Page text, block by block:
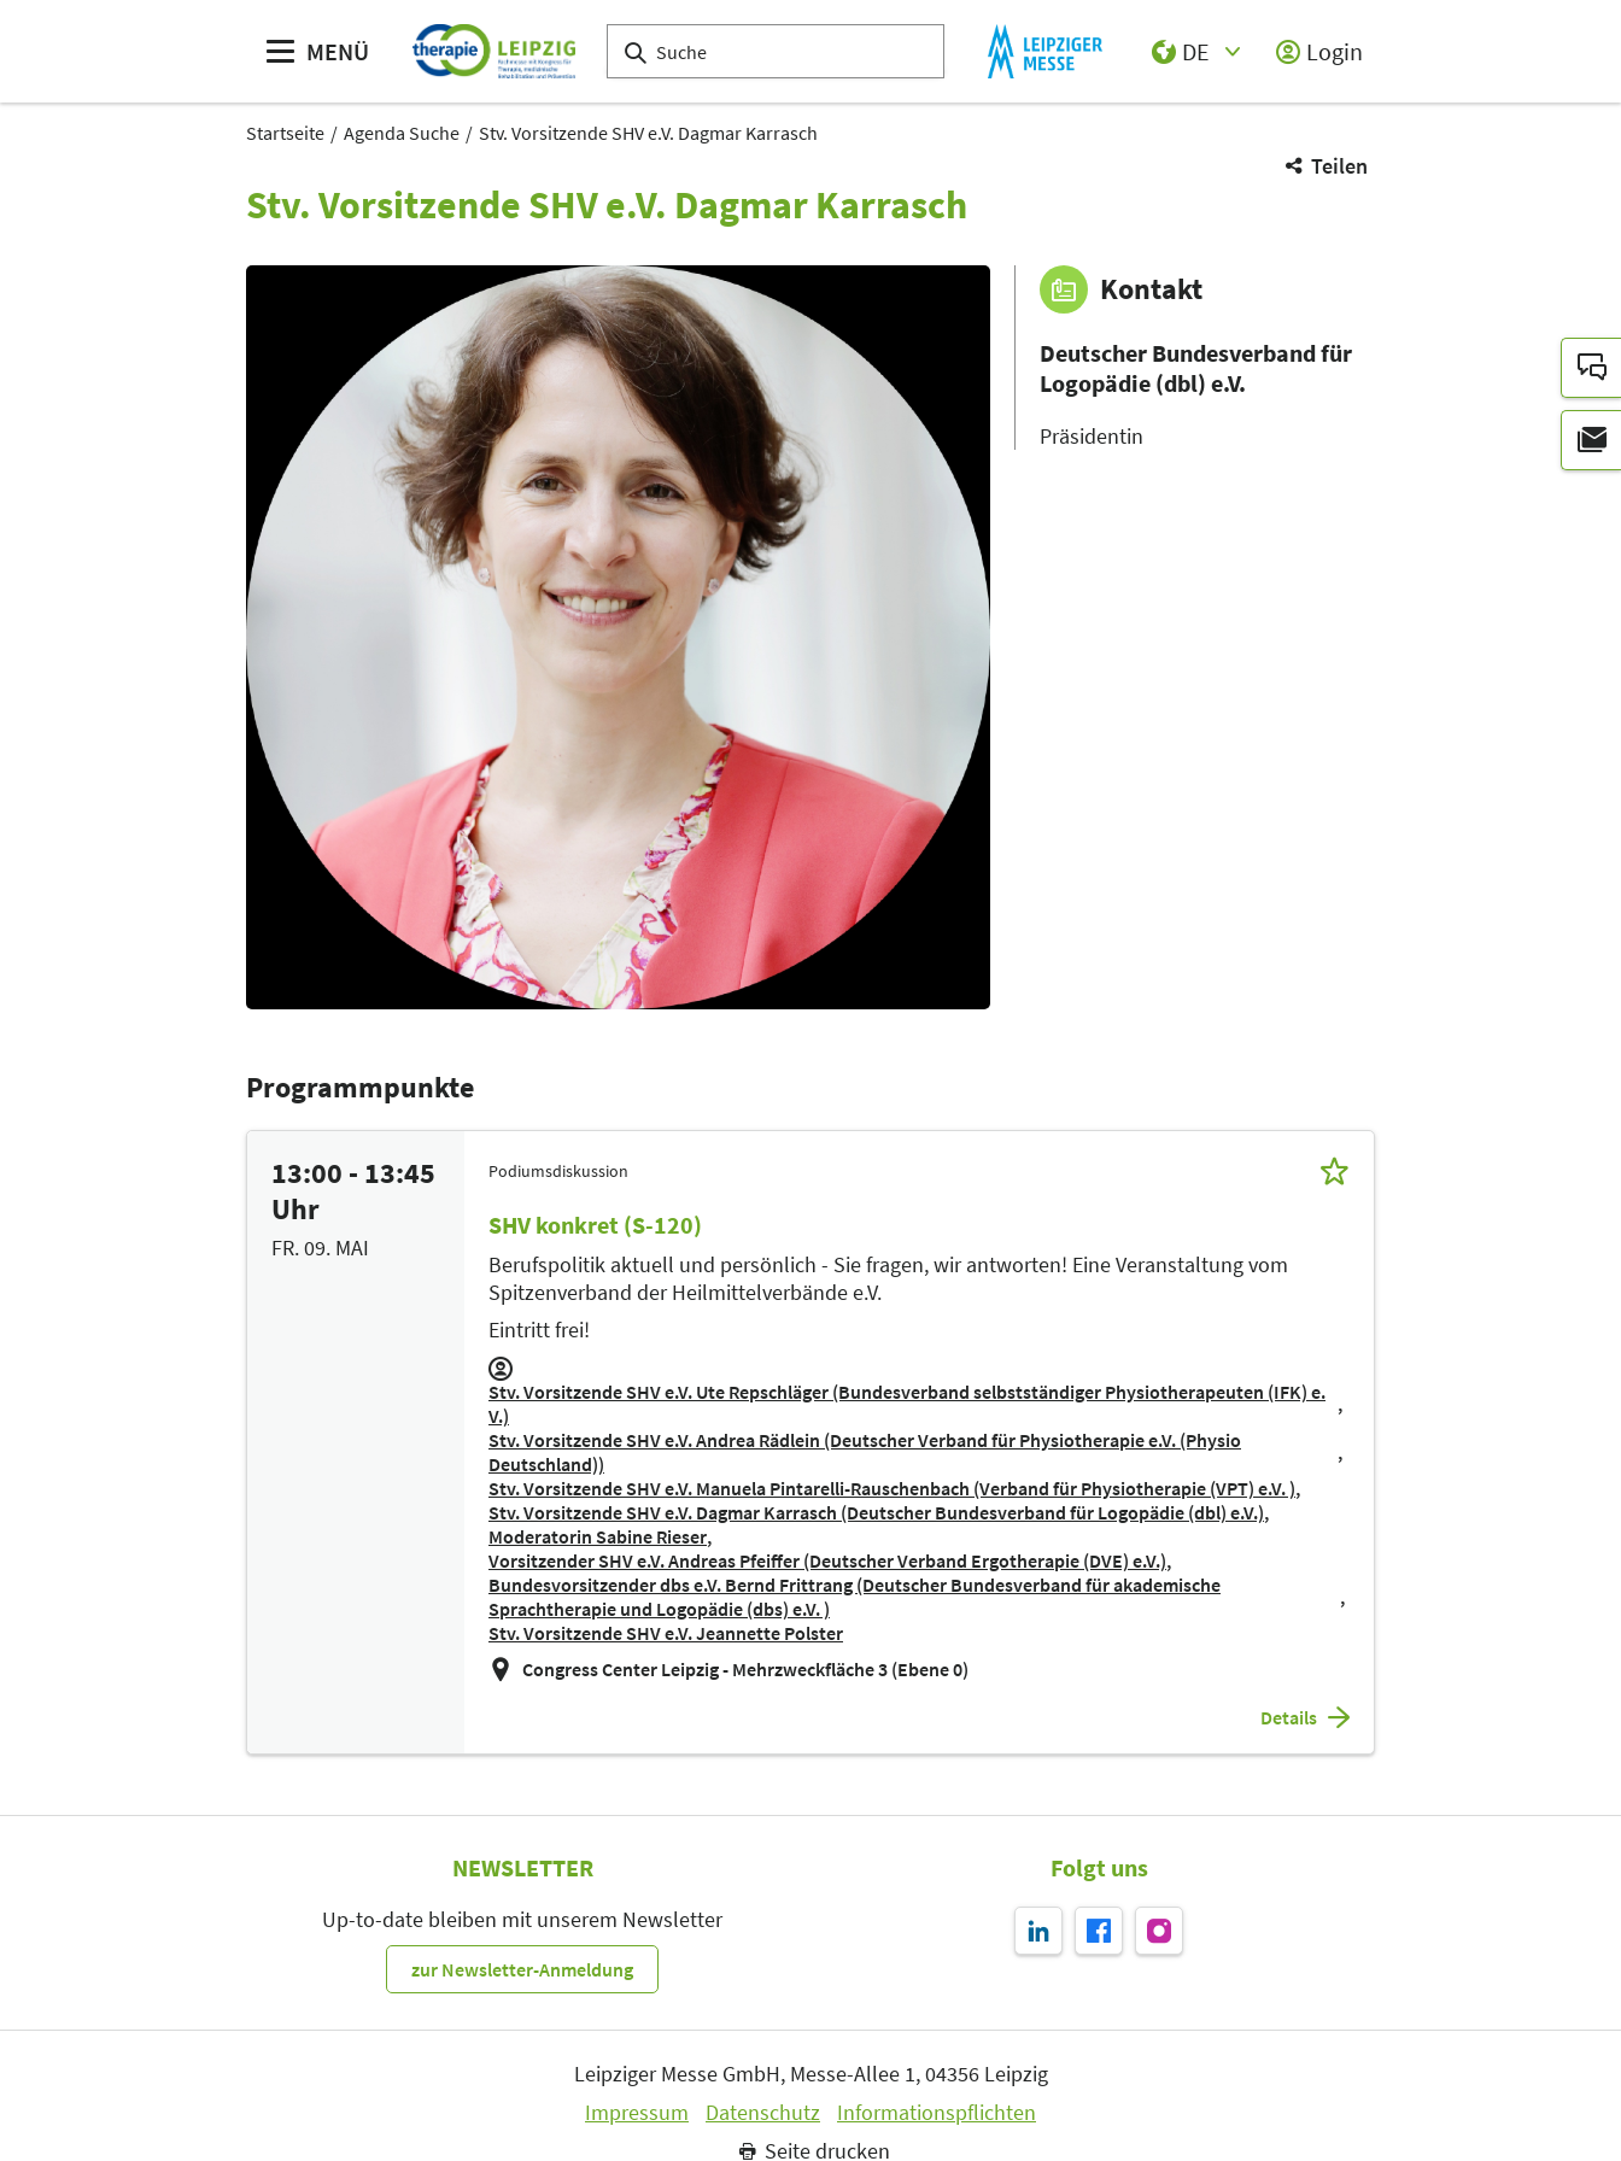
MENÜ
DE
Login
Startseite Agenda Suche Stv. Vorsitzende SHV e.V. Dagmar Karrasch
Teilen
Stv. Vorsitzende SHV e.V. Dagmar Karrasch
Kontakt
Deutscher Bundesverband für
Logopädie (dbl) e.V.
Präsidentin
Programmpunkte
13:00 - 13:45
Uhr
FR. 09. MAI
Podiumsdiskussion
SHV konkret (S-120)
Berufspolitik aktuell und persönlich - Sie fragen, wir antworten! Eine Veranstaltung vom
Spitzenverband der Heilmittelverbände e.V.
Eintritt frei!
Stv. Vorsitzende SHV e.V. Ute Repschläger (Bundesverband selbstständiger Physiotherapeuten (IFK) e.
V.)
Stv. Vorsitzende SHV e.V. Andrea Rädlein (Deutscher Verband für Physiotherapie e.V. (Physio
Deutschland))
Stv. Vorsitzende SHV e.V. Manuela Pintarelli-Rauschenbach (Verband für Physiotherapie (VPT) e.V. )
Stv. Vorsitzende SHV e.V. Dagmar Karrasch (Deutscher Bundesverband für Logopädie (dbl) e.V.)
Moderatorin Sabine Rieser
Vorsitzender SHV e.V. Andreas Pfeiffer (Deutscher Verband Ergotherapie (DVE) e.V.)
Bundesvorsitzender dbs e.V. Bernd Frittrang (Deutscher Bundesverband für akademische
Sprachtherapie und Logopädie (dbs) e.V. )
Stv. Vorsitzende SHV e.V. Jeannette Polster
Congress Center Leipzig - Mehrzweckfläche 3 (Ebene 0)
Details
NEWSLETTER
Up-to-date bleiben mit unserem Newsletter
zur Newsletter-Anmeldung
Folgt uns
Leipziger Messe GmbH, Messe-Allee 1, 04356 Leipzig
Impressum
Datenschutz
Informationspflichten
Seite drucken